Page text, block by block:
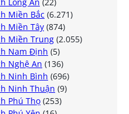
Miền Bắc (6.271)
Miền Tây (874)
Miền Trung (2.055)
Nam Định (5)
Nghệ An (136)
Ninh Bình (696)
Ninh Thuận (9)
Phú Thọ (253)